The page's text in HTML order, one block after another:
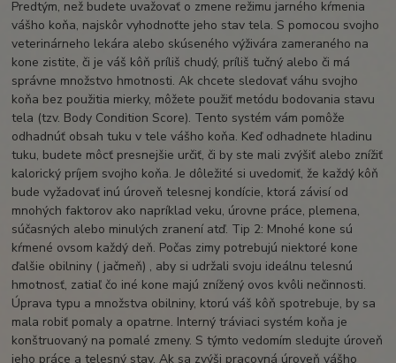
Predtým, než budete uvažovať o zmene režimu jarného kŕmenia
vášho koňa, najskôr vyhodnoťte jeho stav tela. S pomocou svojho
veterinárneho lekára alebo skúseného výživára zameraného na
kone zistite, či je váš kôň príliš chudý, príliš tučný alebo či má
správne množstvo hmotnosti. Ak chcete sledovať váhu svojho
koňa bez použitia mierky, môžete použiť metódu bodovania stavu
tela (tzv. Body Condition Score). Tento systém vám pomôže
odhadnúť obsah tuku v tele vášho koňa. Keď odhadnete hladinu
tuku, budete môcť presnejšie určiť, či by ste mali zvýšiť alebo znížiť
kalorický príjem svojho koňa. Je dôležité si uvedomiť, že každý kôň
bude vyžadovať inú úroveň telesnej kondície, ktorá závisí od
mnohých faktorov ako napríklad veku, úrovne práce, plemena,
súčasných alebo minulých zranení atď. Tip 2: Mnohé kone sú
kŕmené ovsom každý deň. Počas zimy potrebujú niektoré kone
ďalšie obilniny ( jačmeň) , aby si udržali svoju ideálnu telesnú
hmotnosť, zatiaľ čo iné kone majú znížený ovos kvôli nečinnosti.
Úprava typu a množstva obilniny, ktorú váš kôň spotrebuje, by sa
mala robiť pomaly a opatrne. Interný tráviaci systém koňa je
konštruovaný na pomalé zmeny. S týmto vedomím sledujte úroveň
jeho práce a telesný stav. Ak sa zvýši pracovná úroveň vášho